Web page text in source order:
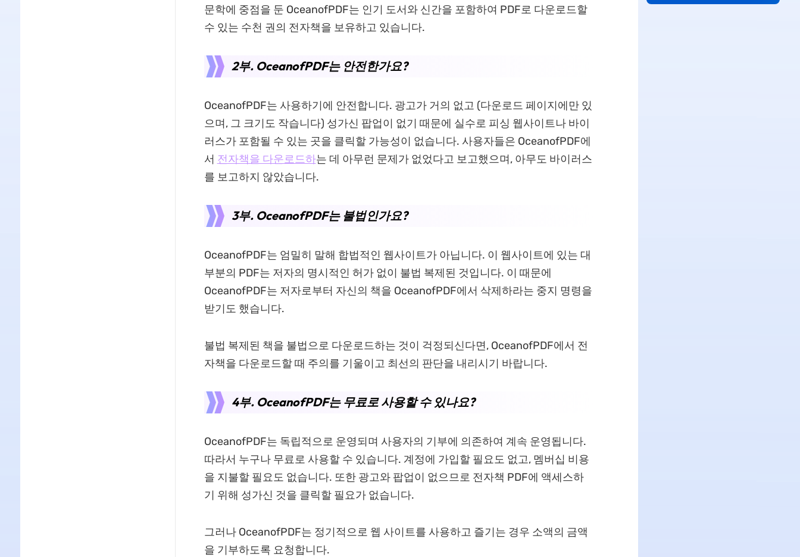
문학에 중점을 둔 OceanofPDF는 인기 도서와 신간을 포함하여 PDF로 다운로드할
수 있는 수천 권의 전자책을 보유하고 있습니다.
2부. OceanofPDF는 안전한가요?
OceanofPDF는 사용하기에 안전합니다. 광고가 거의 없고 (다운로드 페이지에만 있
으며, 그 크기도 작습니다) 성가신 팝업이 없기 때문에 실수로 피싱 웹사이트나 바이
러스가 포함될 수 있는 곳을 클릭할 가능성이 없습니다. 사용자들은 OceanofPDF에
서 전자책을 다운로드하는 데 아무런 문제가 없었다고 보고했으며, 아무도 바이러스
를 보고하지 않았습니다.
3부. OceanofPDF는 불법인가요?
OceanofPDF는 엄밀히 말해 합법적인 웹사이트가 아닙니다. 이 웹사이트에 있는 대
부분의 PDF는 저자의 명시적인 허가 없이 불법 복제된 것입니다. 이 때문에
OceanofPDF는 저자로부터 자신의 책을 OceanofPDF에서 삭제하라는 중지 명령을
받기도 했습니다.
불법 복제된 책을 불법으로 다운로드하는 것이 걱정되신다면, OceanofPDF에서 전
자책을 다운로드할 때 주의를 기울이고 최선의 판단을 내리시기 바랍니다.
4부. OceanofPDF는 무료로 사용할 수 있나요?
OceanofPDF는 독립적으로 운영되며 사용자의 기부에 의존하여 계속 운영됩니다.
따라서 누구나 무료로 사용할 수 있습니다. 계정에 가입할 필요도 없고, 멤버십 비용
을 지불할 필요도 없습니다. 또한 광고와 팝업이 없으므로 전자책 PDF에 액세스하
기 위해 성가신 것을 클릭할 필요가 없습니다.
그러나 OceanofPDF는 정기적으로 웹 사이트를 사용하고 즐기는 경우 소액의 금액
을 기부하도록 요청합니다.